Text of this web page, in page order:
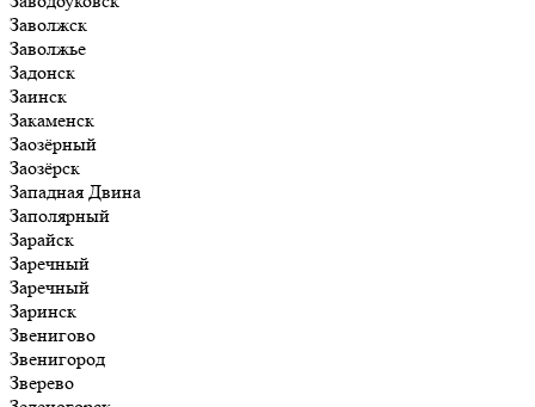
Заволжск
Заволжье
Задонск
Заинск
Закаменск
Заозёрный
Заозёрск
Западная Двина
Заполярный
Зарайск
Заречный
Заречный
Заринск
Звенигово
Звенигород
Зверево